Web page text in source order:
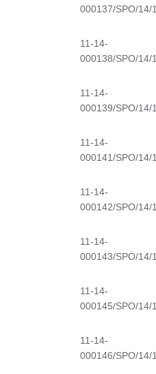
000137/SPO/14/
11-14-
000138/SPO/14/
11-14-
000139/SPO/14/
11-14-
000141/SPO/14/
11-14-
000142/SPO/14/
11-14-
000143/SPO/14/
11-14-
000145/SPO/14/
11-14-
000146/SPO/14/